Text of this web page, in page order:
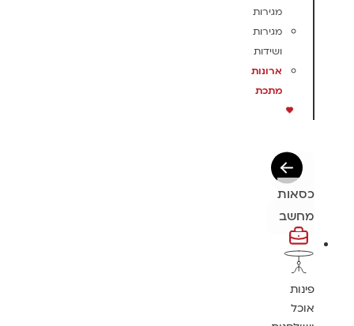
מגירות
מגירות
ושידות
ארונות
מתכת
כסאות
מחשב
פינות
אוכל